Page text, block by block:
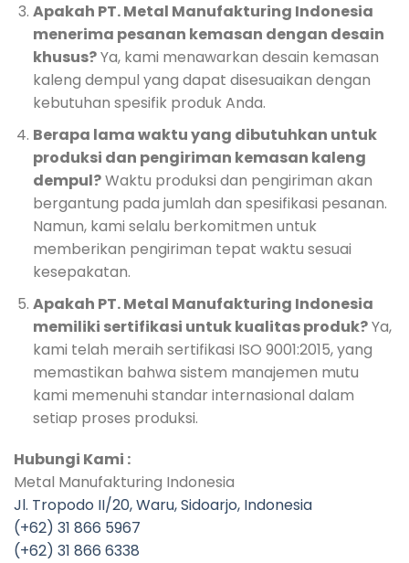
Apakah PT. Metal Manufakturing Indonesia
menerima pesanan kemasan dengan desain
khusus?Ya, kami menawarkan desain kemasan
kaleng dempul yang dapat disesuaikan dengan
kebutuhan spesifik produk Anda.
Berapa lama waktu yang dibutuhkan untuk
produksi dan pengiriman kemasan kaleng
dempul?Waktu produksi dan pengiriman akan
bergantung pada jumlah dan spesifikasi pesanan.
Namun, kami selalu berkomitmen untuk
memberikan pengiriman tepat waktu sesuai
kesepakatan.
Apakah PT. Metal Manufakturing Indonesia
memiliki sertifikasi untuk kualitas produk?Ya,
kami telah meraih sertifikasi ISO 9001:2015, yang
memastikan bahwa sistem manajemen mutu
kami memenuhi standar internasional dalam
setiap proses produksi.
Hubungi Kami :
Metal Manufakturing Indonesia
Jl. Tropodo II/20, Waru, Sidoarjo, Indonesia
(+62) 31 866 5967
(+62) 31 866 6338